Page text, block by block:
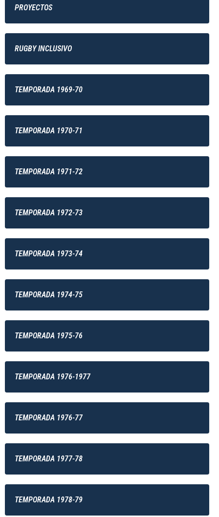
PROYECTOS
RUGBY INCLUSIVO
TEMPORADA 1969-70
TEMPORADA 1970-71
TEMPORADA 1971-72
TEMPORADA 1972-73
TEMPORADA 1973-74
TEMPORADA 1974-75
TEMPORADA 1975-76
TEMPORADA 1976-1977
TEMPORADA 1976-77
TEMPORADA 1977-78
TEMPORADA 1978-79